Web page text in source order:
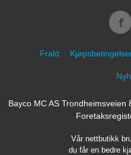
Frakt
Bayco MC AS Trondheimsveien
Vår nettbutikk
du får en bedre